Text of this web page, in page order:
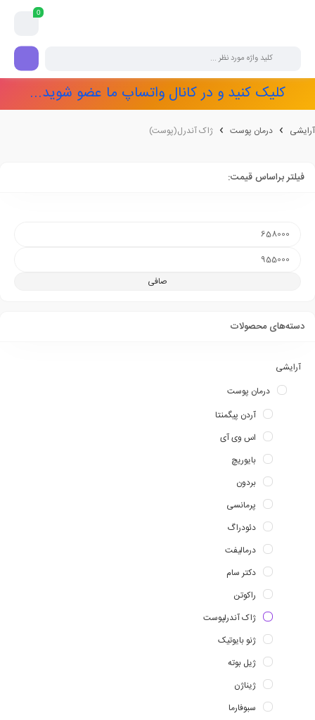
0
کلیک کنید و در کانال واتساپ ما عضو شوید...
آرایشی درمان پوست ژاک آندرل(پوست)
فیلتر براساس قیمت:
صافی
دسته‌های محصولات
آرایشی
درمان پوست
آردن پیگمنتا
اس وی آی
بایوریچ
بردون
پرمانسی
دئودراگ
درمالیفت
دکتر سام
راکوتن
ژاک آندرلپوست
ژنو بایوتیک
ژیل بوته
ژیناژن
سبوفارما